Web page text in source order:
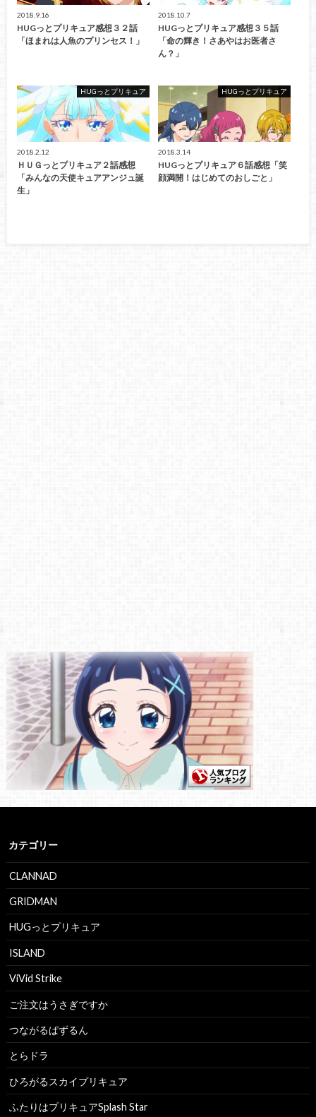
2018.9.16
HUGっとプリキュア感想３２話
「ほまれは人魚のプリンセス！」
2018.10.7
HUGっとプリキュア感想３５話
「命の輝き！さあやはお医者さ
ん？」
HUGっとプリキュア
2018.2.12
ＨＵＧっとプリキュア２話感想
「みんなの天使キュアアンジュ誕
生」
HUGっとプリキュア
2018.3.14
HUGっとプリキュア６話感想「笑
顔満開！はじめてのおしごと」
カテゴリー
CLANNAD
GRIDMAN
HUGっとプリキュア
ISLAND
ViVid Strike
ご注文はうさぎですか
つながるぱずるん
とらドラ
ひろがるスカイプリキュア
ふたりはプリキュアSplash Star